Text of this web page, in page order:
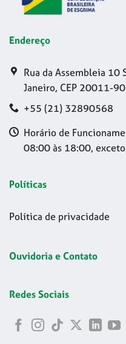
Endereço
Rua da Assembleia 10
Janeiro, CEP 20011-
+55 (21) 32890568
Horário de
08:00 às 18:00,
Políticas
Política de privacidade
Ouvidoria e Contato
Redes Sociais